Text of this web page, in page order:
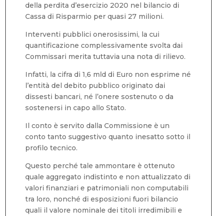
della perdita d’esercizio 2020 nel bilancio di
Cassa di Risparmio per quasi 27 milioni.
Interventi pubblici onerosissimi, la cui
quantificazione complessivamente svolta dai
Commissari merita tuttavia una nota di rilievo.
Infatti, la cifra di 1,6 mld di Euro non esprime né
l’entità del debito pubblico originato dai
dissesti bancari, né l’onere sostenuto o da
sostenersi in capo allo Stato.
Il conto è servito dalla Commissione è un
conto tanto suggestivo quanto inesatto sotto il
profilo tecnico.
Questo perché tale ammontare è ottenuto
quale aggregato indistinto e non attualizzato di
valori finanziari e patrimoniali non computabili
tra loro, nonché di esposizioni fuori bilancio
quali il valore nominale dei titoli irredimibili e